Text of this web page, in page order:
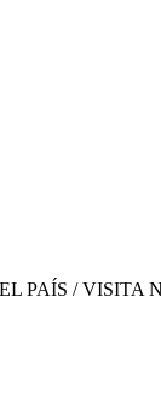
PAÍS / VISITA